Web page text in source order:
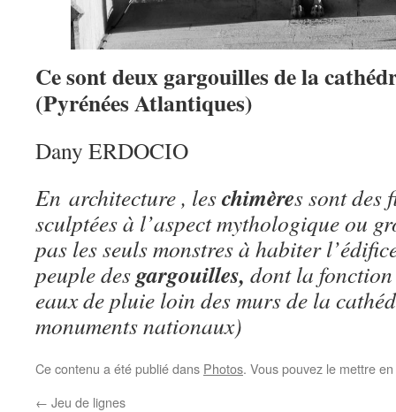
Ce sont deux gargouilles de la
(Pyrénées Atlantiques)
Dany ERDOCIO
En architecture , leschimères sont des
sculptées à l’aspect mythologique ou
pas les seuls monstres à habiter
peuple desgargouilles, dont la fonction
eaux de pluie loin des murs de la
monuments nationaux)
Ce contenu a été publié dans Photos. Vous pouvez le mettre
← Jeu de lignes